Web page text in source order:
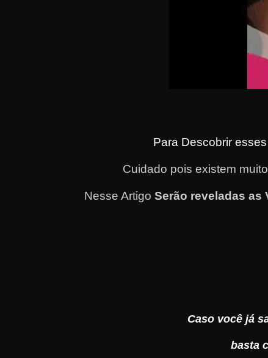
Para Descobrir
Cuidado pois existem
Nesse Artigo Serão reveladas as
Caso você já
basta